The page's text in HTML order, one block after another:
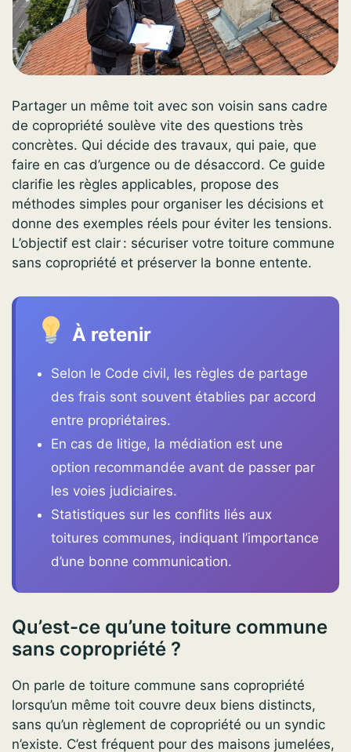
Partager un même toit avec son voisin sans cadre
de copropriété soulève vite des questions très
concrètes. Qui décide des travaux, qui paie, que
faire en cas d’urgence ou de désaccord. Ce guide
clarifie les règles applicables, propose des
méthodes simples pour organiser les décisions et
donne des exemples réels pour éviter les tensions.
L’objectif est clair : sécuriser votre toiture commune
sans copropriété et préserver la bonne entente.
À retenir
Selon le Code civil, les règles de partage
des frais sont souvent établies par accord
entre propriétaires.
En cas de litige, la médiation est une
option recommandée avant de passer par
les voies judiciaires.
Statistiques sur les conflits liés aux
toitures communes, indiquant l’importance
d’une bonne communication.
Qu’est-ce qu’une toiture commune
sans copropriété ?
On parle de toiture commune sans copropriété
lorsqu’un même toit couvre deux biens distincts,
sans qu’un règlement de copropriété ou un syndic
n’existe. C’est fréquent pour des maisons jumelées,